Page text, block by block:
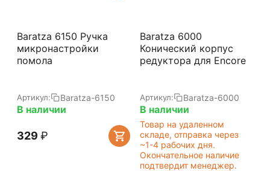
Baratza 6150 Ручка
микронастройки
помола
Артикул: Baratza-6150
В наличии
‍329‍ ₽
Baratza 6000
Конический корпус
редуктора для Encore
Артикул: Baratza-6000
В наличии
Товар на удаленном
складе, отправка через
~1-4 рабочих дня.
Окончательное наличие
подтвердит менеджер.